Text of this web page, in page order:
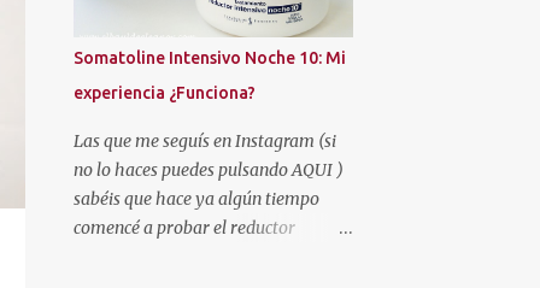
marzo 2025
4
febrero 2025
enero 2025
4
2024
50
diciembre 2024
Somatoline Intensivo Noche 10: Mi
experiencia ¿Funciona?
Las que me seguís en Instagram (si
no lo haces puedes pulsando AQUI )
sabéis que hace ya algún tiempo
comencé a probar el reductor